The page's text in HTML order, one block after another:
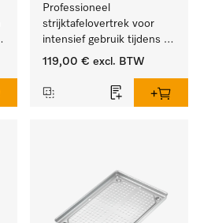
Professioneel
strijktafelovertrek voor
intensief gebruik tijdens
de industriële werkdag.
119,00 € excl. BTW